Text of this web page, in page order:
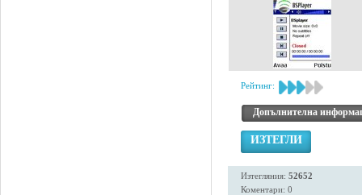
Рейтинг:
Допълнителна
ИЗТЕГЛИ
Изтегляния: 52652
Коментари: 0